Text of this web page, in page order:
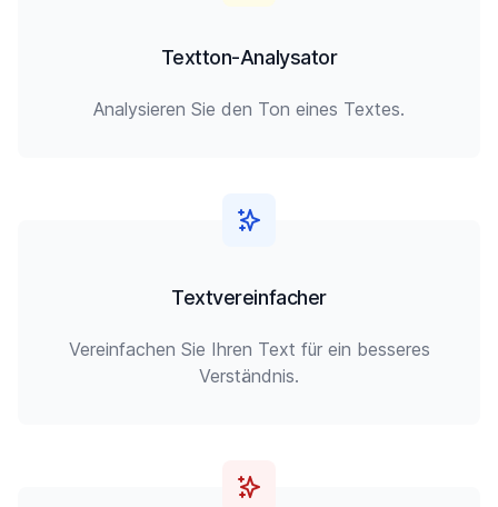
Textton-Analysator
Analysieren Sie den Ton eines Textes.
Textvereinfacher
Vereinfachen Sie Ihren Text für ein besseres
Verständnis.